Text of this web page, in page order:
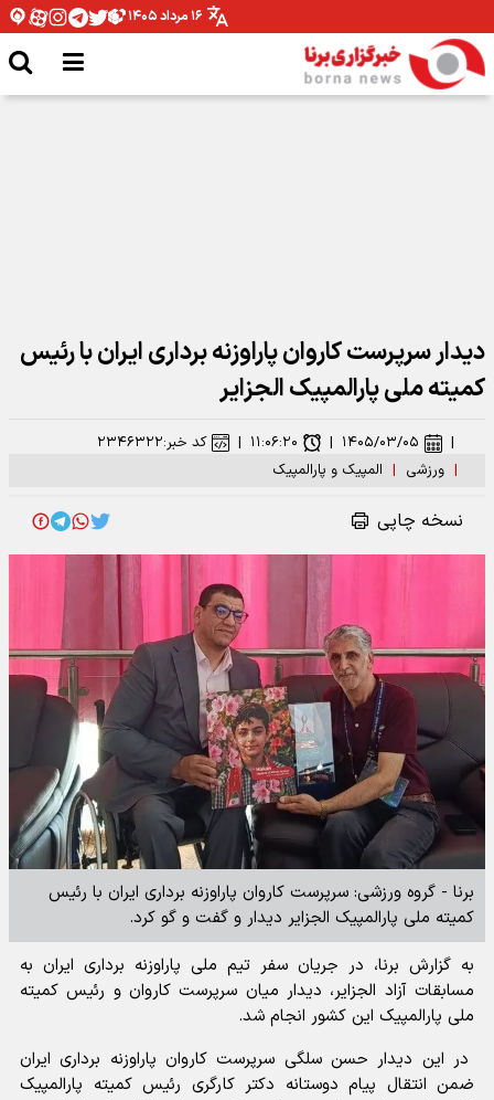
۱۶ مرداد ۱۴۰۵
دیدار سرپرست کاروان پاراوزنه برداری ایران با رئیس
کمیته ملی پارالمپیک الجزایر
| ورزشی | المپیک و پارالمپیک
| ۱۴۰۵/۰۳/۰۵ | ۱۱:۰۶:۲۰ | کد خبر:۲۳۴۶۳۲۲
نسخه چاپی
برنا - گروه ورزشی: سرپرست کاروان پاراوزنه برداری ایران با رئیس
کمیته ملی پارالمپیک الجزایر دیدار و گفت و گو کرد.
به گزارش برنا، در جریان سفر تیم ملی پاراوزنه برداری ایران به
مسابقات آزاد الجزایر، دیدار میان سرپرست کاروان و رئیس کمیته
ملی پارالمپیک این کشور انجام شد.
در این دیدار حسن سلگی سرپرست کاروان پاراوزنه برداری ایران
ضمن انتقال پیام دوستانه دکتر کارگری رئیس کمیته پارالمپیک